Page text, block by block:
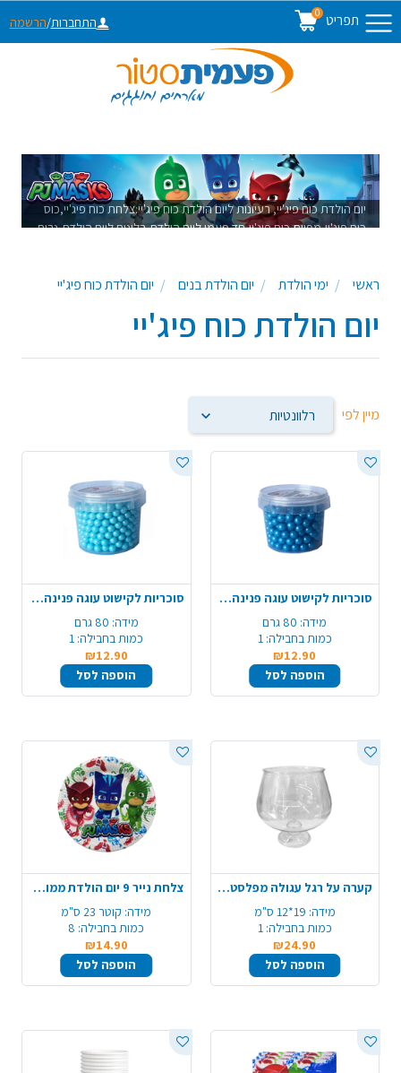
תפריט 0
התחברות/הרשמה
יום הולדת כוח פיג'יי, רעיונות ליום הולדת כוח פיג'יי:צלחת כוח פיג'יי,כוס
כוח פיג'יי,מפיות כוח פיג'יי,חד פעמי ליום הולדת,בלונים ליום הולדת,נרות
ראשי ימי הולדת יום הולדת בנים יום הולדת כוח פיג'יי
יום הולדת כוח פיג'יי
מיין לפי
סוכריות לקישוט עוגה פנינה 80 ג' - כחול
מידה: 80 גרם
כמות בחבילה: 1
₪12.90
הוספה לסל
סוכריות לקישוט עוגה פנינה 80 ג' - תכלת
מידה: 80 גרם
כמות בחבילה: 1
₪12.90
הוספה לסל
קערה על רגל עגולה מפלסטיק - שקוף
מידה: 19*12 ס"מ
כמות בחבילה: 1
₪24.90
הוספה לסל
צלחת נייר 9 יום הולדת ממותגת 8 יח' - כוח פי ג'יי לבן
מידה: קוטר 23 ס"מ
כמות בחבילה: 8
₪14.90
הוספה לסל